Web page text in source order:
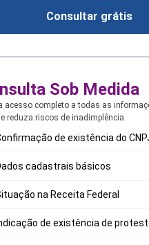
Consultar grátis
Sob Medida
acesso completo a todas as
e reduza riscos de inadimplência.
de existência do
cadastrais básicos
na Receita Federal
de existência de